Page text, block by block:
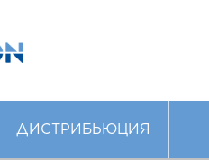
ДИСТРИБЬЮЦИЯ